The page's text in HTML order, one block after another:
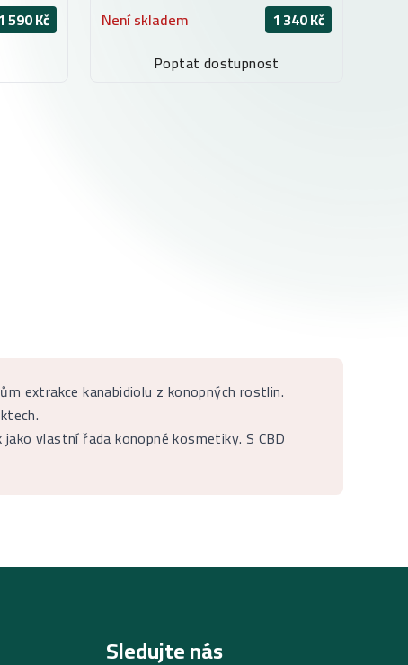
1 590 Kč
Není skladem
1 340 Kč
Poptat dostupnost
extrakce kanabidiolu z konopných rostlin.
vlastní řada konopné kosmetiky. S CBD
Sledujte nás